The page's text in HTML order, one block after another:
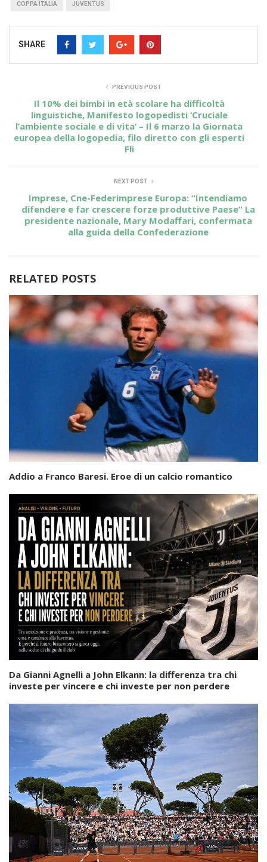
COPPA ITALIA JUVENTUS
SHARE
PREVIOUS POST
Il 10% dei bimbi in età scolare ha difficoltà
linguistiche, Manifesto logopedisti ‘Cruciale
l’ambiente sociale e di vita’ – Il 6 marzo la Giornata
europea della logopedia, filo diretto con gli esperti
Fli
NEXT POST
Imprese, Cne-Federimprese Europa: “Intendiamo
difendere e far crescere forze produttive Paese” La
presidente nazionale, Mary Modaffari, confermata
alla guida della Confederazione
RELATED POSTS
Addio a Franco Baresi. Eroe di un calcio romantico
Da Gianni Agnelli a John Elkann: la differenza tra chi
investe per vincere e chi investe per non perdere